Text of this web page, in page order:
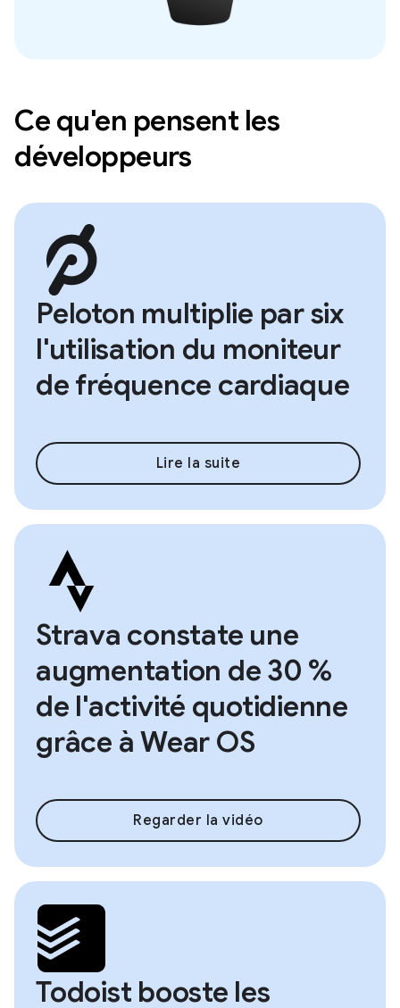
Ce qu'en pensent les
développeurs
Peloton multiplie par six
l'utilisation du moniteur
de fréquence cardiaque
Lire la suite
Strava constate une
augmentation de 30 %
de l'activité quotidienne
grâce à Wear OS
Regarder la vidéo
Todoist booste les